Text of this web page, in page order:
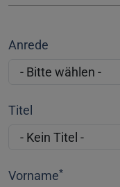
Anrede
Titel
Vorname*